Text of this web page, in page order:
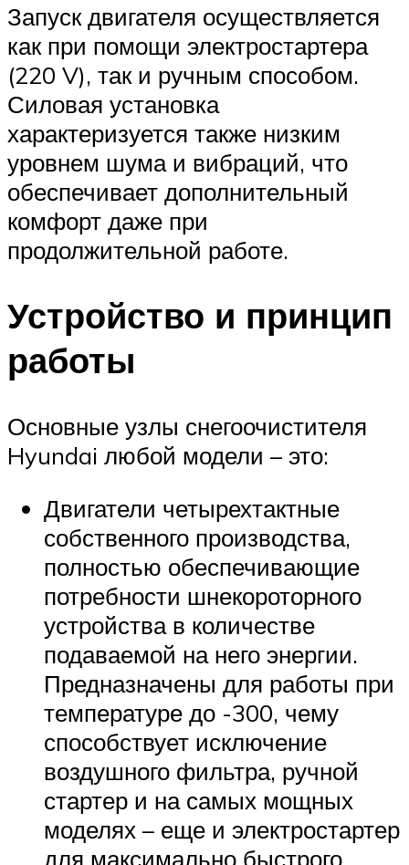
Запуск двигателя осуществляется
как при помощи электростартера
(220 V), так и ручным способом.
Силовая установка
характеризуется также низким
уровнем шума и вибраций, что
обеспечивает дополнительный
комфорт даже при
продолжительной работе.
Устройство и принцип
работы
Основные узлы снегоочистителя
Hyundai любой модели – это:
Двигатели четырехтактные
собственного производства,
полностью обеспечивающие
потребности шнекороторного
устройства в количестве
подаваемой на него энергии.
Предназначены для работы при
температуре до -300, чему
способствует исключение
воздушного фильтра, ручной
стартер и на самых мощных
моделях – еще и электростартер
для максимально быстрого